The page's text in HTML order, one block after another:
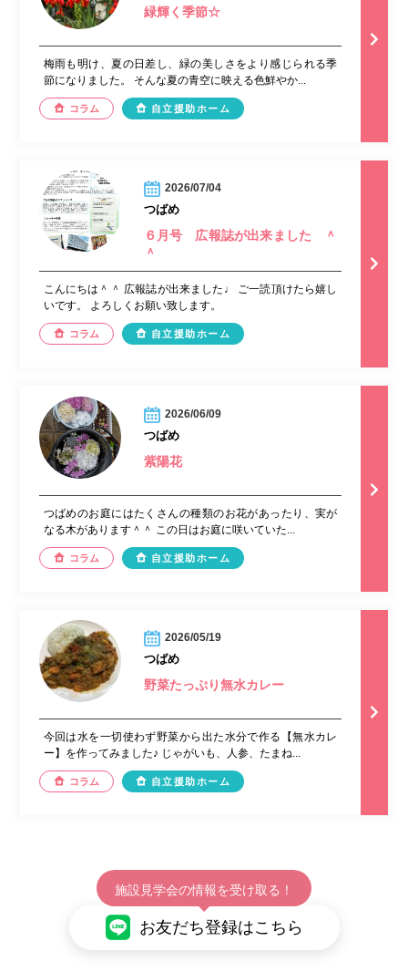
緑輝く季節☆
梅雨も明け、夏の日差し、緑の美しさをより感じられる季
節になりました。 そんな夏の青空に映える色鮮やか...
コラム 自立援助ホーム
2026/07/04
つばめ
６月号 広報誌が出来ました ＾
＾
こんにちは＾＾ 広報誌が出来ました♩ ご一読頂けたら嬉し
いです。 よろしくお願い致します。
コラム 自立援助ホーム
2026/06/09
つばめ
紫陽花
つばめのお庭にはたくさんの種類のお花があったり、実が
なる木があります＾＾ この日はお庭に咲いていた...
コラム 自立援助ホーム
2026/05/19
つばめ
野菜たっぷり無水カレー
今回は水を一切使わず野菜から出た水分で作る【無水カレ
ー】を作ってみました♪ じゃがいも、人参、たまね...
コラム 自立援助ホーム
施設見学会の情報を受け取る！
お友だち登録はこちら